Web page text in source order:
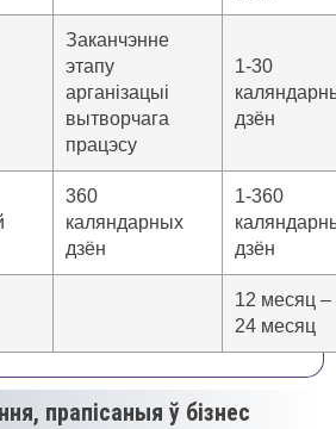
Заканчэнне
этапу
арганізацыі
вытворчага
працэсу
1-30
дзён
360
каляндарных
дзён
1-360
дзён
12 месяц –
24 месяц
прапісаныя ў бізнес